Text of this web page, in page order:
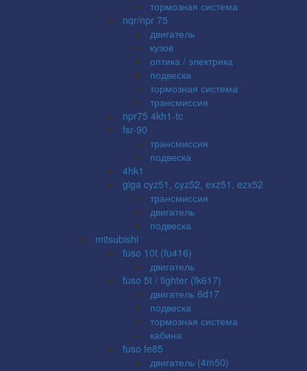
тормозная система
nqr/npr 75
двигатель
кузов
оптика / электрика
подвеска
тормозная система
трансмиссия
npr75 4kh1-tc
fsr-90
трансмиссия
подвеска
4hk1
giga cyz51, cyz52, exz51, ezx52
трансмиссия
двигатель
подвеска
mitsubishi
fuso 10t (fu416)
двигатель
fuso 5t / fighter (fk617)
двигатель 6d17
подвеска
тормозная система
кабина
fuso fe85
двигатель (4m50)